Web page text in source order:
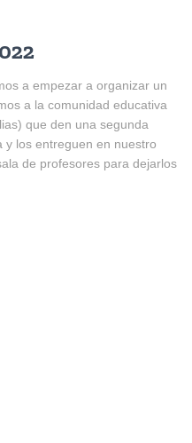
a empezar a organizar un
a la comunidad educativa
que den una segunda
y los entreguen en nuestro
de profesores para dejarlos